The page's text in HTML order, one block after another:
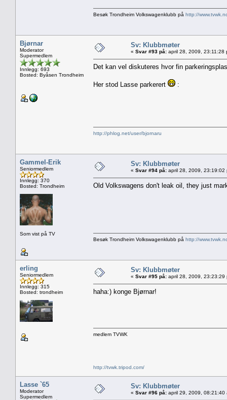
Besøk Trondheim Volkswagenklubb på http://
Bjørnar
Moderator
Supermedlem
Innlegg: 693
Bosted: Byåsen Trondheim
Sv: Klubbmøter
« Svar #93 på: april 28, 2009, 23:11:28
Det kan vel diskuteres hvor fin
Her stod Lasse parkerert :
http://phlog.net/user/bjornaru
Gammel-Erik
Seniormedlem
Innlegg: 370
Bosted: Trondheim
Som vist på TV
Sv: Klubbmøter
« Svar #94 på: april 28, 2009, 23:19:02
Old Volkswagens don't leak oil, they just
Besøk Trondheim Volkswagenklubb på http://
erling
Seniormedlem
Innlegg: 315
Bosted: trondheim
Sv: Klubbmøter
« Svar #95 på: april 28, 2009, 23:23:29
haha:) konge Bjørnar!
medlem TVWK
http://tvwk.tripod.com/
Lasse `65
Moderator
Supermedlem
Sv: Klubbmøter
« Svar #96 på: april 29, 2009, 08:21:40